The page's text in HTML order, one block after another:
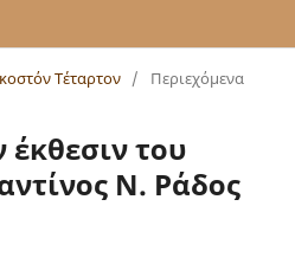
Τέταρτον / Περιεχόμενα
έκθεσιν του
Ν. Ράδος